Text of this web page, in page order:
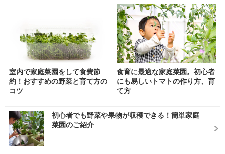
室内で家庭菜園をして食費節
約！おすすめの野菜と育て方の
コツ
食育に最適な家庭菜園。初心者
にも易しいトマトの作り方、育
て方
初心者でも野菜や果物が収穫できる！簡単家庭
菜園のご紹介